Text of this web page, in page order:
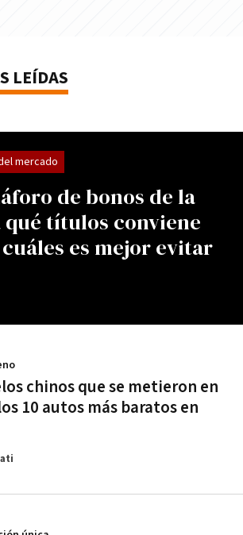
LEÍDAS
de bonos de la
qué títulos conviene
es mejor evitar
mercado
chinos que se metieron en
10 autos más baratos en